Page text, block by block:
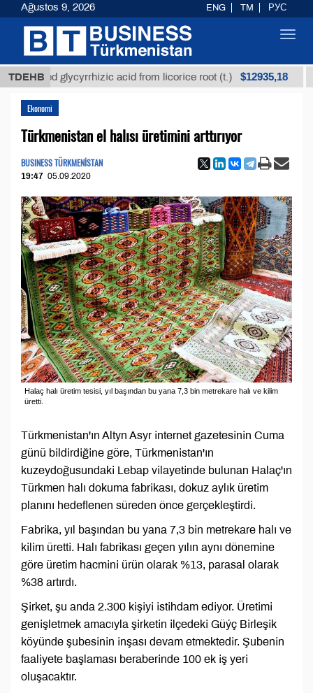
TDEHBglycyrrhizic acid from licorice root (t.) $12935,18
Ekonomi
Türkmenistan el halısı üretimini arttırıyor
BUSINESS TÜRKMENİSTAN
19:47 05.09.2020
Halaç halı üretim tesisi, yıl başından bu yana 7,3 bin metrekare halı ve kilim
üretti.
Türkmenistan'ın Altyn Asyr internet gazetesinin Cuma
günü bildirdiğine göre, Türkmenistan'ın
kuzeydoğusundaki Lebap vilayetinde bulunan Halaç'ın
Türkmen halı dokuma fabrikası, dokuz aylık üretim
planını hedeflenen süreden önce gerçekleştirdi.
Fabrika, yıl başından bu yana 7,3 bin metrekare halı ve
kilim üretti. Halı fabrikası geçen yılın aynı dönemine
göre üretim hacmini ürün olarak %13, parasal olarak
%38 artırdı.
Şirket, şu anda 2.300 kişiyi istihdam ediyor. Üretimi
genişletmek amacıyla şirketin ilçedeki Güýç Birleşik
köyünde şubesinin inşası devam etmektedir. Şubenin
faaliyete başlaması beraberinde 100 ek iş yeri
oluşacaktır.
Ağustos 9, 2026 ENG TM РУС